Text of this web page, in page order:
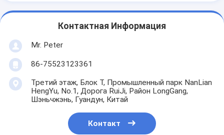
Контактная Информация
Mr. Peter
86-75523123361
Третий этаж, Блок T, Промышленный парк NanLian
HengYu, No.1, Дорога RuiJi, Район LongGang,
Шэньчжэнь, Гуандун, Китай
Контакт